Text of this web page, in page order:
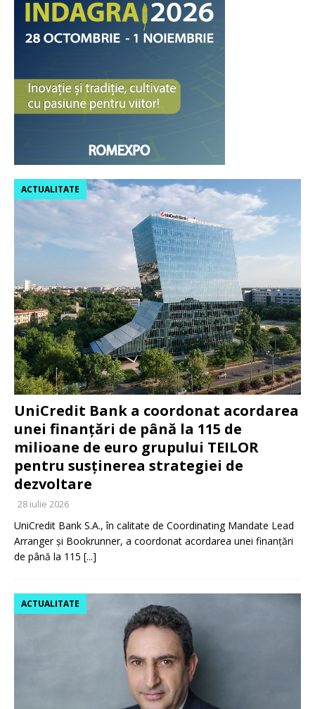
UniCredit Bank a coordonat acordarea
unei finanțări de până la 115 de
milioane de euro grupului TEILOR
pentru susținerea strategiei de
dezvoltare
ACTUALITATE
28 iulie 2026
UniCredit Bank S.A., în calitate de Coordinating Mandate Lead
Arranger și Bookrunner, a coordonat acordarea unei finanțări
de până la 115 [...]
ACTUALITATE